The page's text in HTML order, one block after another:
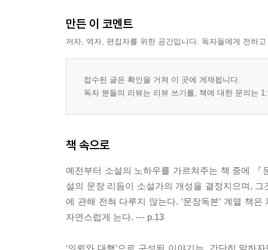
만든 이 코멘트
저자, 역자, 편집자를 위한 공간입니다. 독자들에게 전하
접수된 글은 확인을 거쳐 이 곳에 게재됩니다.
독자 분들의 리뷰는 리뷰 쓰기를, 책에 대한 문의는
책 속으로
예전부터 소설의 노하우를 가르쳐주는 책 중에 『
설의 문장 리듬이 소설가의 개성을 결정지으며,
에 관해 전혀 다루지 않는다. ‘문장독본’ 계열 책
자연스럽게 는다. --- p.13